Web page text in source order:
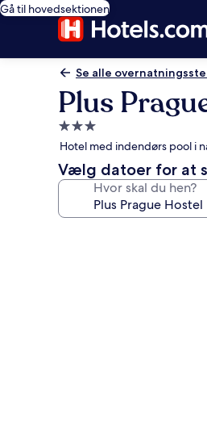
Gå til hovedsektionen
Se alle
Plus
3.0-
stjernet
overnatningssted
Hotel med indendørs pool i
Vælg datoer for at
Hvor skal du hen?